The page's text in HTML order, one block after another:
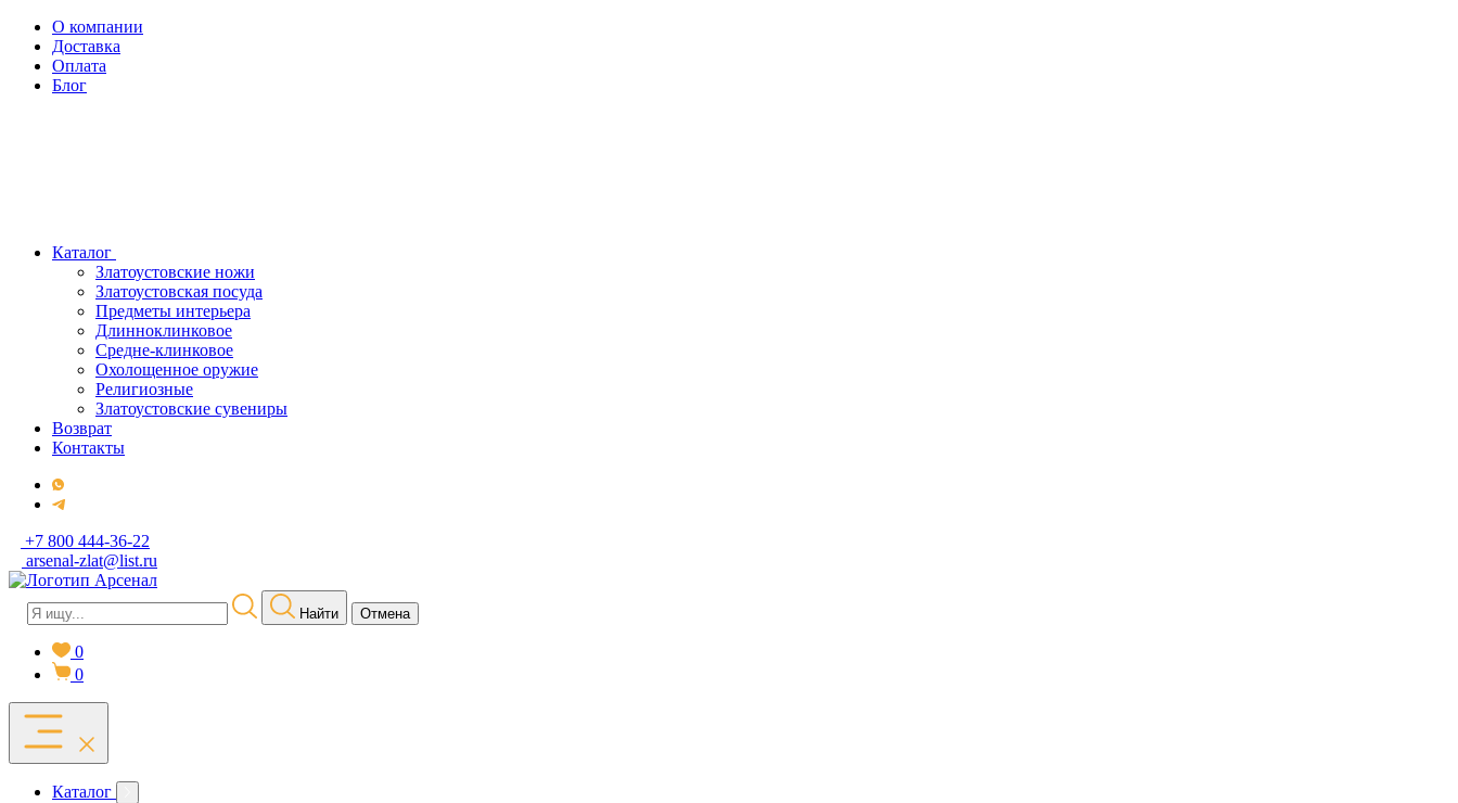
О компании
Доставка
Оплата
Блог
Каталог
Златоустовские ножи
Златоустовская посуда
Предметы интерьера
Длинноклинковое
Средне-клинковое
Охолощенное оружие
Религиозные
Златоустовские сувениры
Возврат
Контакты
+7 800 444-36-22
arsenal-zlat@list.ru
Найти Отмена
0
0
Каталог